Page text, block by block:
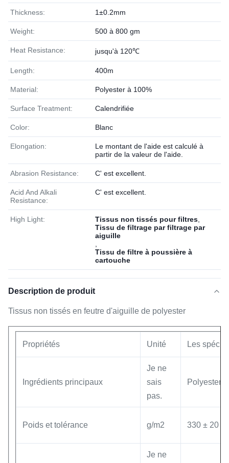
Thickness: 1±0.2mm
Weight: 500 à 800 gm
Heat Resistance: jusqu'à 120℃
Length: 400m
Material: Polyester à 100%
Surface Treatment: Calendrifiée
Color: Blanc
Elongation:
Le montant de l'aide est calculé à
partir de la valeur de l'aide.
Abrasion Resistance: C' est excellent.
Acid And Alkali
Resistance:
C' est excellent.
High Light: Tissus non tissés pour filtres
Tissu de filtrage par filtrage par
aiguille
Tissu de filtre à poussière à
cartouche
Description de produit
Tissus non tissés en feutre d'aiguille de polyester
Propriétés Unité Les
Ingrédients principaux
Je ne
sais
pas.
Polyester
Poids et tolérance g/m2 330 ± 20
Je ne